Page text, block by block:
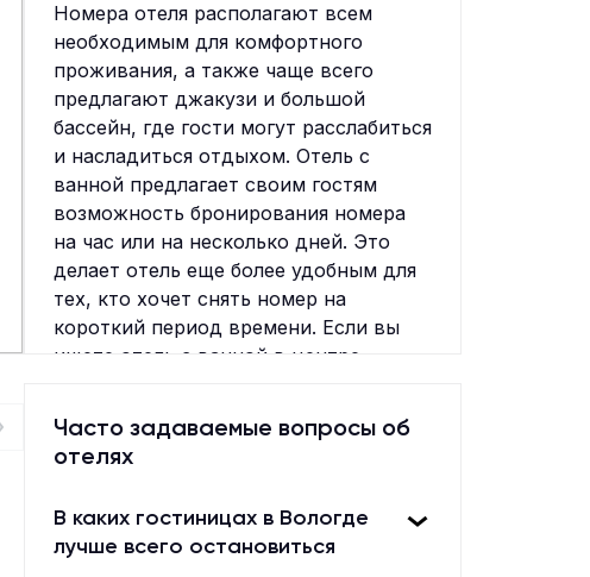
Номера отеля располагают всем
необходимым для комфортного
проживания, а также чаще всего
предлагают джакузи и большой
бассейн, где гости могут расслабиться
и насладиться отдыхом. Отель с
ванной предлагает своим гостям
возможность бронирования номера
на час или на несколько дней. Это
делает отель еще более удобным для
тех, кто хочет снять номер на
короткий период времени. Если вы
ищете отель с ванной в центре
наслаждайтесь комфортным отдыхом
в отеле с ванной!
Часто задаваемые вопросы об
отелях
В каких гостиницах в Вологде
лучше всего остановиться